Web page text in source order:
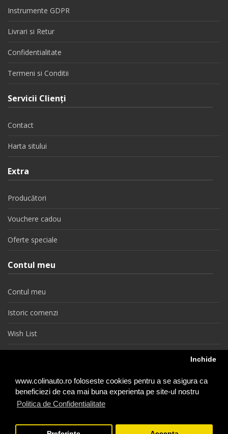
www.colinauto.ro foloseste cookies pentru a se asigura ca
beneficiezi de cea mai buna experienta pe site-ul nostru
Politica de Confidentialitate
Inchide
Instrumente GDPR
Livrari si Retur
Confidentialitate
Termeni si Conditii
Servicii Clienţi
Contact
Harta sitului
Extra
Producători
Vouchere cadou
Oferte speciale
Contul meu
Contul meu
Istoric comenzi
Wish List